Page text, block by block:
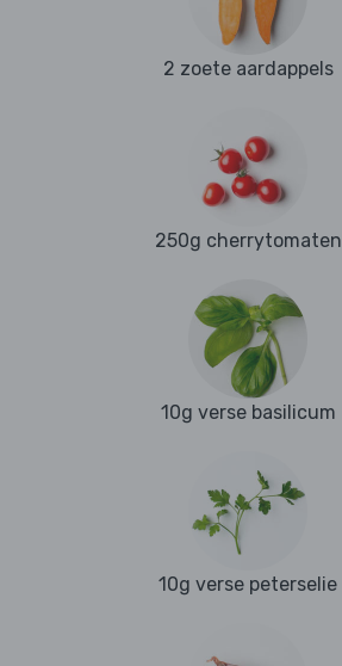
2 zoete aardappels
250g cherrytomaten
10g verse basilicum
10g verse peterselie